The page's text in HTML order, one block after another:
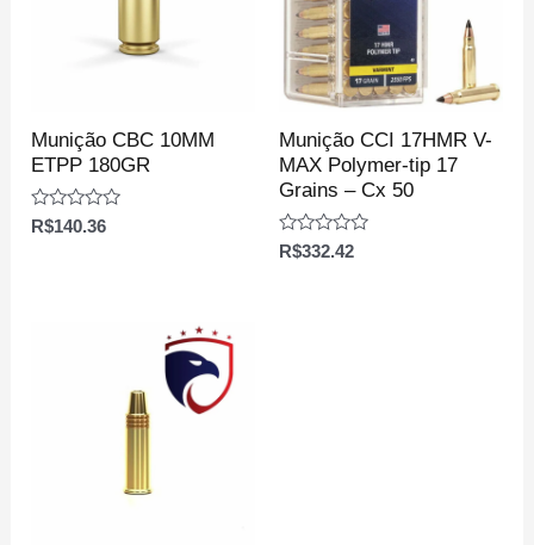
Munição CBC 10MM
ETPP 180GR
Avaliação
0
R$140.36
Munição CCI 17HMR V-
MAX Polymer-tip 17
Grains – Cx 50
Avaliação
0
R$332.42